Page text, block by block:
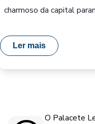
charmoso da capital
Ler mais
O Palacete